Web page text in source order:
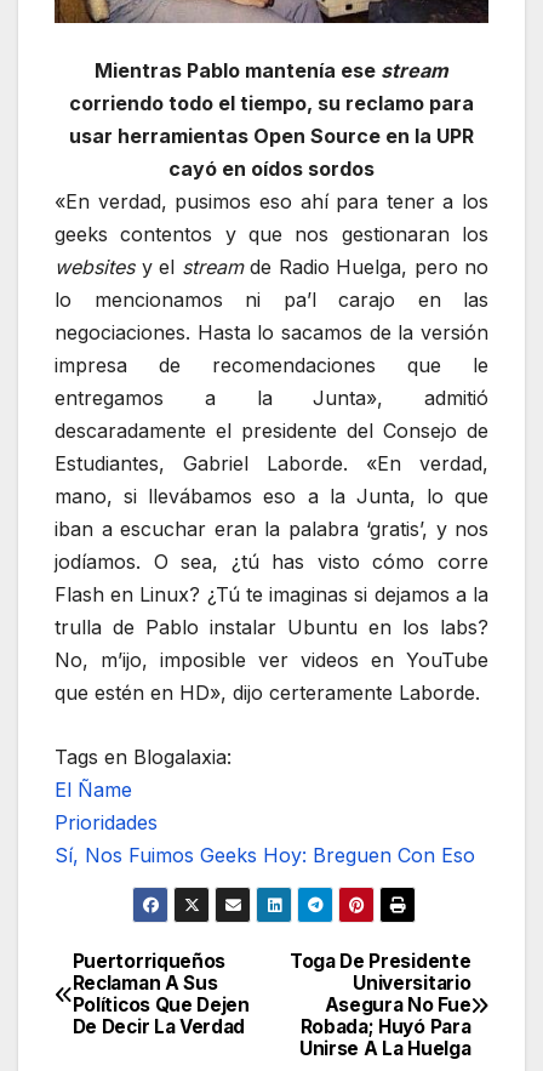
Mientras Pablo mantenía ese stream
corriendo todo el tiempo, su reclamo para
usar herramientas Open Source en la UPR
cayó en oídos sordos
«En verdad, pusimos eso ahí para tener a los
geeks contentos y que nos gestionaran los
websitesy el streamde Radio Huelga, pero no
lo mencionamos ni pa’l carajo en las
negociaciones. Hasta lo sacamos de la versión
impresa de recomendaciones que le
entregamos a la Junta», admitió
descaradamente el presidente del Consejo de
Estudiantes, Gabriel Laborde. «En verdad,
mano, si llevábamos eso a la Junta, lo que
iban a escuchar eran la palabra ‘gratis’, y nos
jodíamos. O sea, ¿tú has visto cómo corre
Flash en Linux? ¿Tú te imaginas si dejamos a la
trulla de Pablo instalar Ubuntu en los labs?
No, m’ijo, imposible ver videos en YouTube
que estén en HD», dijo certeramente Laborde.
Tags en Blogalaxia:
El Ñame
Prioridades
Sí, Nos Fuimos Geeks Hoy: Breguen Con Eso
Navegación
de
Toga De Presidente
Universitario
Asegura No Fue
Robada; Huyó Para
Unirse A La Huelga
Puertorriqueños
Reclaman A Sus
Políticos Que Dejen
De Decir La Verdad